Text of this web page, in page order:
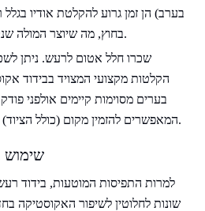
בערב) הן זמן גרוע להקלטת אודיו בגלל
בחוץ, מה שיוצר המולה שנקלטת בקלות במיקרופון.
שכרו חלל אטום לרעש. ניתן
הקלטות מקצועי המצויד בבידוד
בערים מסוימות קיימים אולפני
המאפשרים להזמין מקום (כולל הציוד) להקלטה באיכות גבוהה.
שימוש
למרות התפיסות המוטעות, בידוד
שונות לחלוטין לשיפור האקוסטיקה